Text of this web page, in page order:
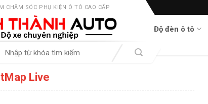
CHĂM SÓC PHỤ KIỆN Ô TÔ CAO CẤP
Độ đèn ô tô
Live